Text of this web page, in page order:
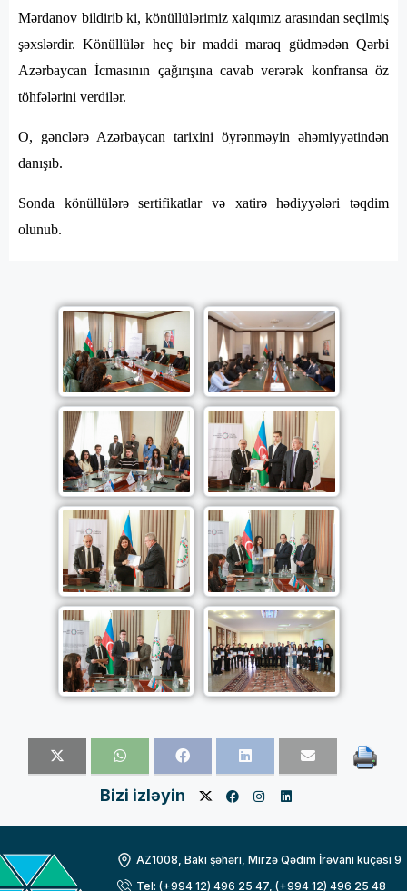
Mərdanov bildirib ki, könüllülərimiz xalqımız arasından seçilmiş
şəxslərdir. Könüllülər heç bir maddi maraq güdmədən Qərbi
Azərbaycan İcmasının çağırışına cavab verərək konfransa öz
töhfələrini verdilər.
O, gənclərə Azərbaycan tarixini öyrənməyin əhəmiyyətindən
danışıb.
Sonda könüllülərə sertifikatlar və xatirə hədiyyələri təqdim
olunub.
Bizi izləyin
AZ1008, Bakı şəhəri, Mirzə Qədim İrəvani küçəsi 9
Tel: (+994 12) 496 25 47, (+994 12) 496 25 48